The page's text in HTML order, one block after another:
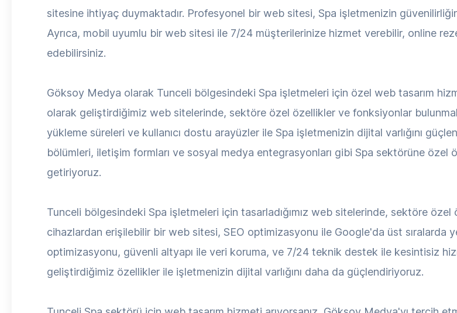
sitesine ihtiyaç duymaktadır. Profesyonel bir web sitesi, Spa işletmenizin
Ayrıca, mobil uyumlu bir web sitesi ile 7/24 müşterilerinize hizmet verebilir, online
edebilirsiniz.
Göksoy Medya olarak Tunceli bölgesindeki Spa işletmeleri için özel web tasarım
olarak geliştirdiğimiz web sitelerinde, sektöre özel özellikler ve fonksiyonlar
yükleme süreleri ve kullanıcı dostu arayüzler ile Spa işletmenizin dijital varlığını
bölümleri, iletişim formları ve sosyal medya entegrasyonları gibi Spa sektörüne
getiriyoruz.
Tunceli bölgesindeki Spa işletmeleri için tasarladığımız web sitelerinde, sektöre
cihazlardan erişilebilir bir web sitesi, SEO optimizasyonu ile Google'da üst sıralarda
optimizasyonu, güvenli altyapı ile veri koruma, ve 7/24 teknik destek ile kesintisiz
geliştirdiğimiz özellikler ile işletmenizin dijital varlığını daha da güçlendiriyoruz.